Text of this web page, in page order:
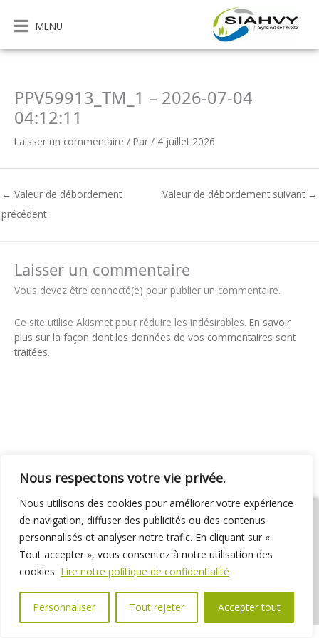
Nous respectons votre vie privée.
Nous utilisons des cookies pour améliorer votre expérience
de navigation, diffuser des publicités ou des contenus
personnalisés et analyser notre trafic. En cliquant sur «
Tout accepter », vous consentez à notre utilisation des
cookies. Lire notre politique de confidentialité
Personnaliser Tout rejeter Accepter tout
contenu
MENU
PPV59913_TM_1 – 2026-07-04
04:12:11
Laisser un commentaire / Par / 4 juillet 2026
← Valeur de débordement
précédent
Valeur de débordement suivant →
Laisser un commentaire
Vous devez être connecté(e) pour publier un commentaire.
Ce site utilise Akismet pour réduire les indésirables. En savoir
plus sur la façon dont les données de vos commentaires sont
traitées.
01 69 31 72 10 01 69 31 37 31
Nous contacter
Espace élus
Marchés publics Délibérations